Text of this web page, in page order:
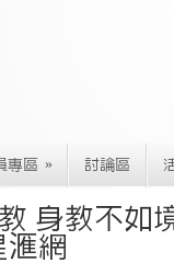
專區 » 討論區
身教不如
滙網